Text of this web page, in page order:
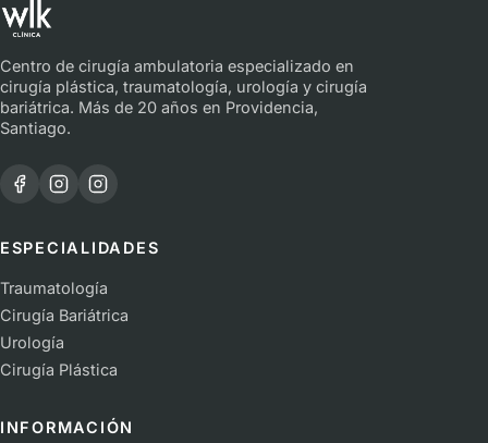
Centro de cirugía ambulatoria especializado en
cirugía plástica, traumatología, urología y cirugía
bariátrica. Más de 20 años en Providencia,
Santiago.
Facebook · Clínica WLK
Instagram · Clínica WLK
Instagram · Dr. Pablo Contreras
ESPECIALIDADES
Traumatología
Cirugía Bariátrica
Urología
Cirugía Plástica
INFORMACIÓN